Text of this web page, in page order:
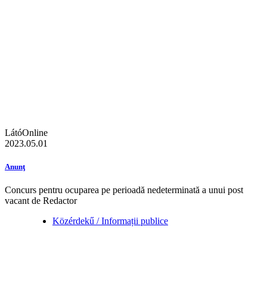
LátóOnline
2023.05.01
Anunţ
Concurs pentru ocuparea pe perioadă nedeterminată a unui post
vacant de Redactor
Közérdekű / Informații publice